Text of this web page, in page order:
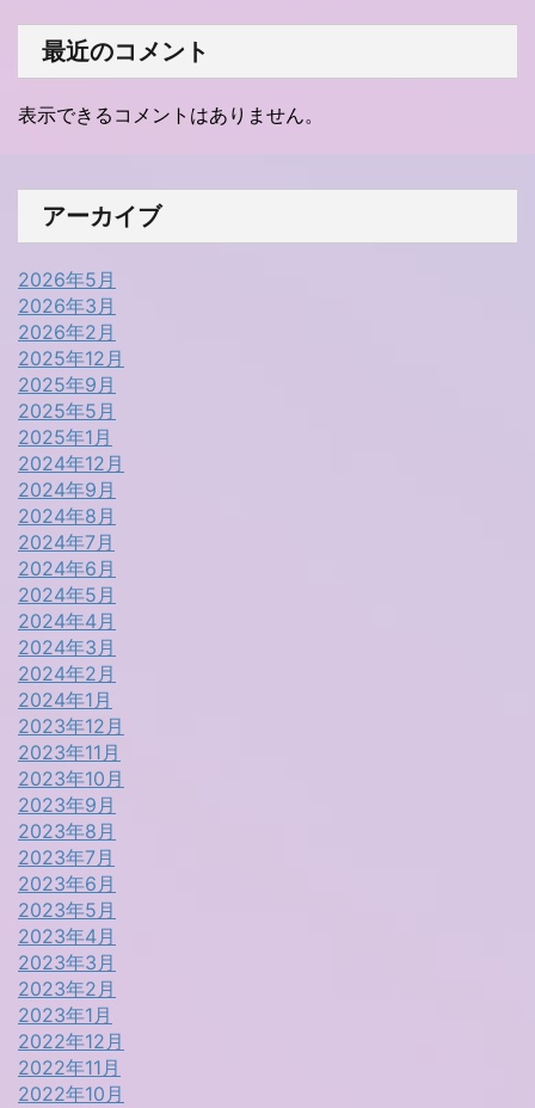
最近のコメント
表示できるコメントはありません。
アーカイブ
2026年5月
2026年3月
2026年2月
2025年12月
2025年9月
2025年5月
2025年1月
2024年12月
2024年9月
2024年8月
2024年7月
2024年6月
2024年5月
2024年4月
2024年3月
2024年2月
2024年1月
2023年12月
2023年11月
2023年10月
2023年9月
2023年8月
2023年7月
2023年6月
2023年5月
2023年4月
2023年3月
2023年2月
2023年1月
2022年12月
2022年11月
2022年10月